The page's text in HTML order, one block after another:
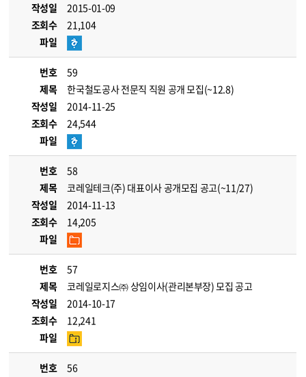
작성일
2015-01-09
조회수
21,104
파일
번호
59
제목
한국철도공사 전문직 직원 공개 모집(~12.8)
작성일
2014-11-25
조회수
24,544
파일
번호
58
제목
코레일테크(주) 대표이사 공개모집 공고(~11/27)
작성일
2014-11-13
조회수
14,205
파일
번호
57
제목
코레일로지스㈜ 상임이사(관리본부장) 모집 공고
작성일
2014-10-17
조회수
12,241
파일
번호
56